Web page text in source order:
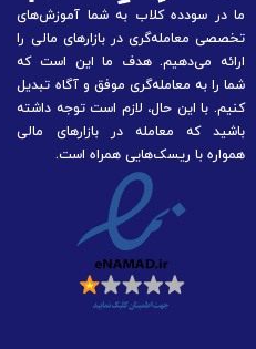
ما در سودده کلاب به شما آموزش‌های
تخصصی معامله‌گری در بازارهای مالی را
ارائه می‌دهیم. هدف ما این است که
شما را به معامله‌گری موفق و آگاه تبدیل
کنیم. با این حال، لازم است توجه داشته
باشید که معامله در بازارهای مالی
همواره با ریسک‌هایی همراه است.